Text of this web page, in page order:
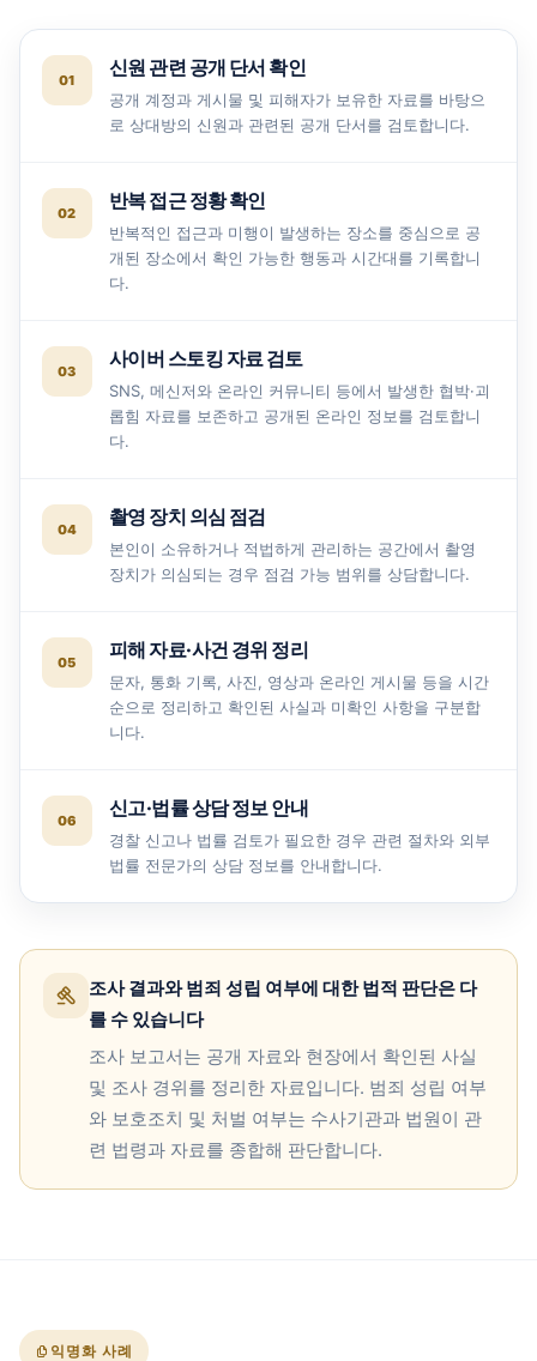
신원 관련 공개 단서 확인
공개 계정과 게시물 및 피해자가 보유한 자료를 바탕으
로 상대방의 신원과 관련된 공개 단서를 검토합니다.
반복 접근 정황 확인
반복적인 접근과 미행이 발생하는 장소를 중심으로 공
개된 장소에서 확인 가능한 행동과 시간대를 기록합니
다.
사이버 스토킹 자료 검토
SNS, 메신저와 온라인 커뮤니티 등에서 발생한 협박·괴
롭힘 자료를 보존하고 공개된 온라인 정보를 검토합니
다.
촬영 장치 의심 점검
본인이 소유하거나 적법하게 관리하는 공간에서 촬영
장치가 의심되는 경우 점검 가능 범위를 상담합니다.
피해 자료·사건 경위 정리
문자, 통화 기록, 사진, 영상과 온라인 게시물 등을 시간
순으로 정리하고 확인된 사실과 미확인 사항을 구분합
니다.
신고·법률 상담 정보 안내
경찰 신고나 법률 검토가 필요한 경우 관련 절차와 외부
법률 전문가의 상담 정보를 안내합니다.
조사 결과와 범죄 성립 여부에 대한 법적 판단은 다
를 수 있습니다
조사 보고서는 공개 자료와 현장에서 확인된 사실
및 조사 경위를 정리한 자료입니다. 범죄 성립 여부
와 보호조치 및 처벌 여부는 수사기관과 법원이 관
련 법령과 자료를 종합해 판단합니다.
익명화 사례